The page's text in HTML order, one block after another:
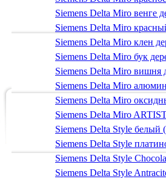
Siemens Delta Miro венге
Siemens Delta Miro
Siemens Delta Miro клен
Siemens Delta Miro бук
Siemens Delta Miro вишня
Siemens Delta Miro
Siemens Delta Miro
Siemens Delta Miro
Siemens Delta Style белый
Siemens Delta Style
Siemens Delta Style
Siemens Delta Style